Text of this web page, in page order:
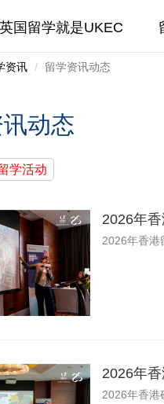
英国留学就是UKEC
资讯 留学资讯动态
动态
学活动
2026年
2026年香港
2026年
2026年香港